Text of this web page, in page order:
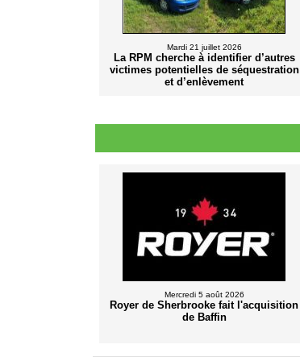
Mardi 21 juillet 2026
La RPM cherche à identifier d’autres
victimes potentielles de séquestration
et d’enlèvement
Mercredi 5 août 2026
Royer de Sherbrooke fait l'acquisition
de Baffin